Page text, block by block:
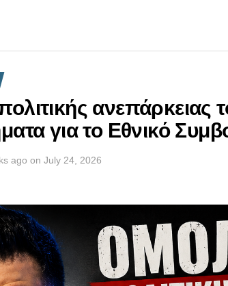
ανεπάρκειας
για το Εθνικό
ago on July 24, 2026